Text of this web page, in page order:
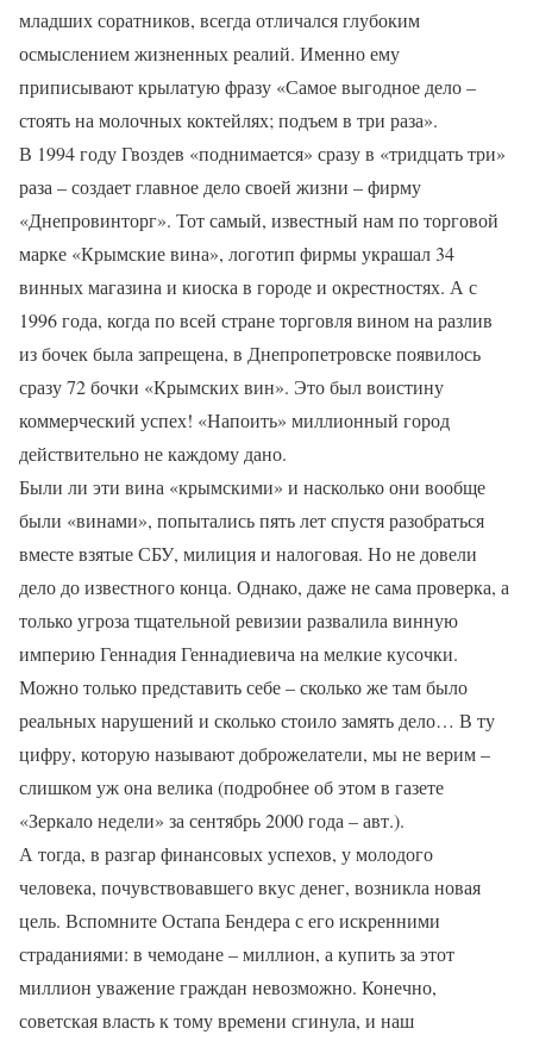
младших соратников, всегда отличался глубоким
осмыслением жизненных реалий. Именно ему
приписывают крылатую фразу «Самое выгодное дело –
стоять на молочных коктейлях; подъем в три раза».
В 1994 году Гвоздев «поднимается» сразу в «тридцать три»
раза – создает главное дело своей жизни – фирму
«Днепровинторг». Тот самый, известный нам по торговой
марке «Крымские вина», логотип фирмы украшал 34
винных магазина и киоска в городе и окрестностях. А с
1996 года, когда по всей стране торговля вином на разлив
из бочек была запрещена, в Днепропетровске появилось
сразу 72 бочки «Крымских вин». Это был воистину
коммерческий успех! «Напоить» миллионный город
действительно не каждому дано.
Были ли эти вина «крымскими» и насколько они вообще
были «винами», попытались пять лет спустя разобраться
вместе взятые СБУ, милиция и налоговая. Но не довели
дело до известного конца. Однако, даже не сама проверка, а
только угроза тщательной ревизии развалила винную
империю Геннадия Геннадиевича на мелкие кусочки.
Можно только представить себе – сколько же там было
реальных нарушений и сколько стоило замять дело… В ту
цифру, которую называют доброжелатели, мы не верим –
слишком уж она велика (подробнее об этом в газете
«Зеркало недели» за сентябрь 2000 года – авт.).
А тогда, в разгар финансовых успехов, у молодого
человека, почувствовавшего вкус денег, возникла новая
цель. Вспомните Остапа Бендера с его искренними
страданиями: в чемодане – миллион, а купить за этот
миллион уважение граждан невозможно. Конечно,
советская власть к тому времени сгинула, и наш